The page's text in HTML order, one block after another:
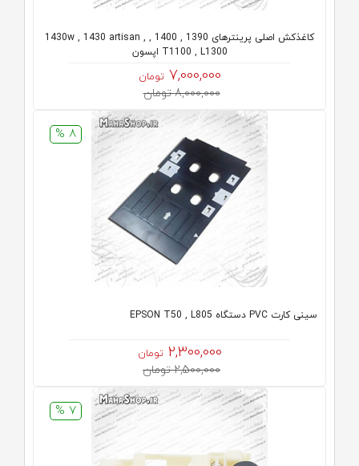
کاغذکش اصلی پرینترهای 1390 , 1400 , 1430w , 1430 artisan ,
T1100 , L1300 اپسون
7,000,000 تومان
8,000,000 تومان
8 %
سینی کارت PVC دستگاه EPSON T50 , L805
2,300,000 تومان
2,500,000 تومان
7 %